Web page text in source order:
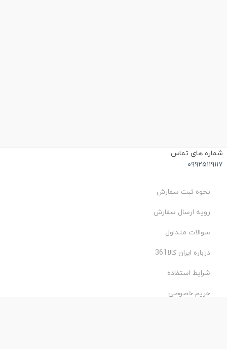
های تماس
نحوه ثبت سفارش
رویه ارسال سفارش
سوالات متداول
درباره ایران کالا361
شرایط استفاده
حریم خصوصی